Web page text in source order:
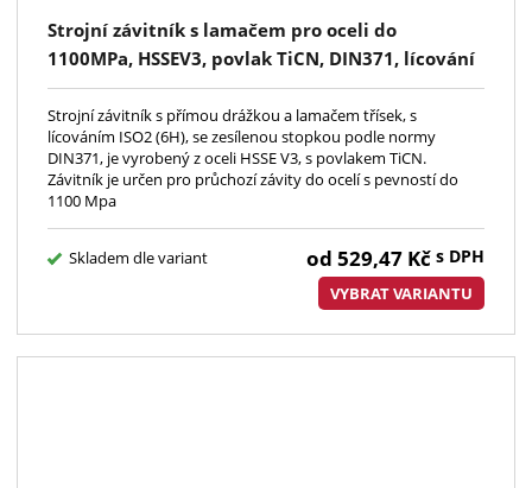
Strojní závitník s lamačem pro oceli do
1100MPa, HSSEV3, povlak TiCN, DIN371, lícování
ISO2(6H), červený pruh.; kód 1580
Strojní závitník s přímou drážkou a lamačem třísek, s
lícováním ISO2 (6H), se zesílenou stopkou podle normy
DIN371, je vyrobený z oceli HSSE V3, s povlakem TiCN.
Závitník je určen pro průchozí závity do ocelí s pevností do
1100 Mpa
Skladem dle variant od 529,47 Kč s DPH
VYBRAT VARIANTU